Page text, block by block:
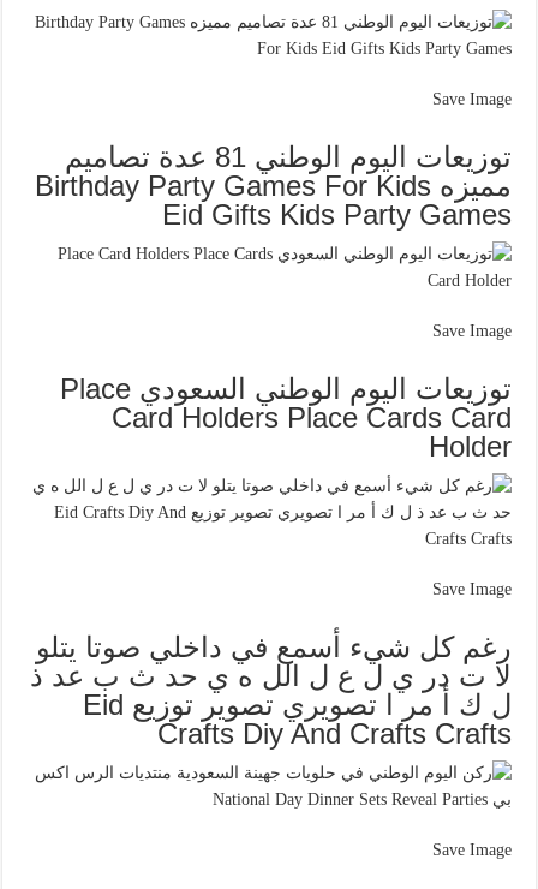
Save Image
توزيعات اليوم الوطني 81 عدة تصاميم
مميزه Birthday Party Games For Kids
Eid Gifts Kids Party Games
Save Image
توزيعات اليوم الوطني السعودي Place
Card Holders Place Cards Card
Holder
Save Image
رغم كل شيء أسمع في داخلي صوتا يتلو
لا ت در ي ل ع ل الل ه ي حد ث ب عد ذ
ل ك أ مر ا تصويري تصوير توزيع Eid
Crafts Diy And Crafts Crafts
Save Image